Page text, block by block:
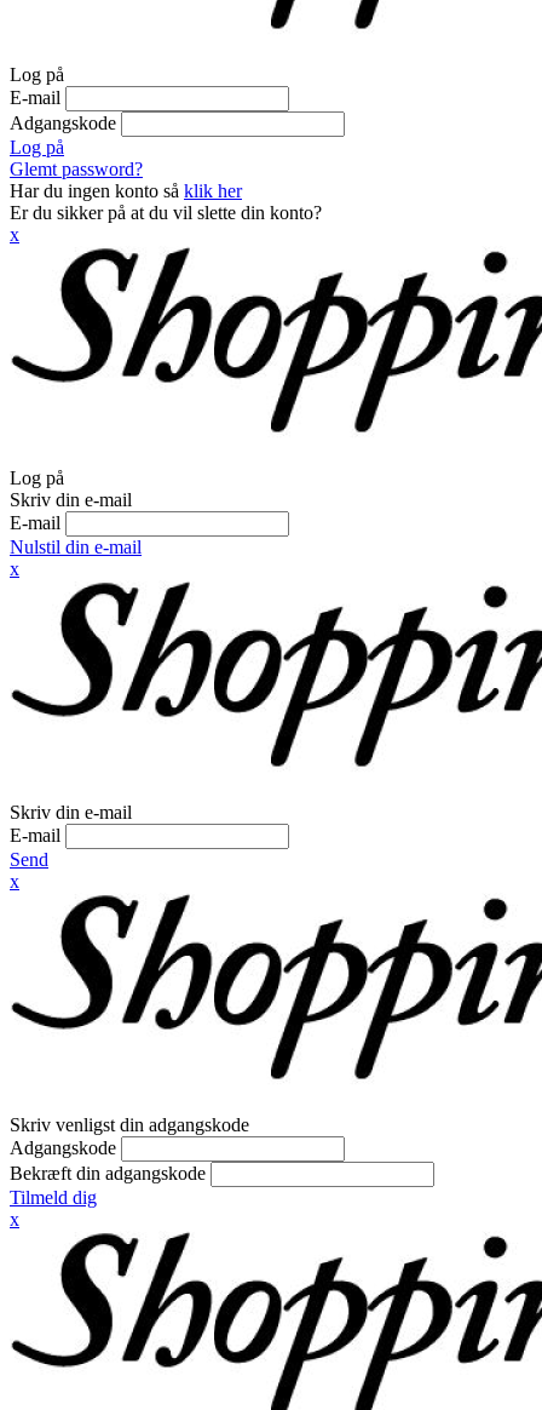
Log på
E-mail
Adgangskode
Log på
Glemt password?
Har du ingen konto så klik her
Er du sikker på at du vil slette din konto?
x
Log på
Skriv din e-mail
E-mail
Nulstil din e-mail
x
Skriv din e-mail
E-mail
Send
x
Skriv venligst din adgangskode
Adgangskode
Bekræft din adgangskode
Tilmeld dig
x